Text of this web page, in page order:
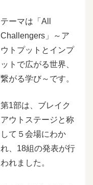
テーマは「All
Challengers」～ア
ウトプットとインプ
ットで広がる世界、
繋がる学び～です。
第1部は、ブレイク
アウトステージと称
して５会場にわか
れ、18組の発表が行
われました。